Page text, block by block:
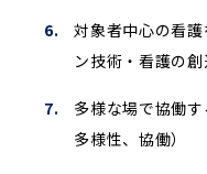
対象者中心の看
ン技術・看護の創
多様な場で協働す
多様性、協働）